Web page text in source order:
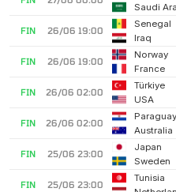
Saudi
26/06 19:00
FIN
Senegal
Iraq
26/06 19:00
FIN
Norway
France
26/06 02:00
FIN
Türkiye
USA
26/06 02:00
FIN
Paraguay
Australia
25/06 23:00
FIN
Japan
Sweden
25/06 23:00
FIN
Tunisia